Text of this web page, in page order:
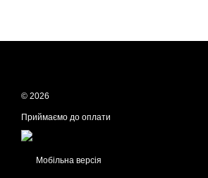
© 2026
Приймаємо до оплати
Мобільна версія